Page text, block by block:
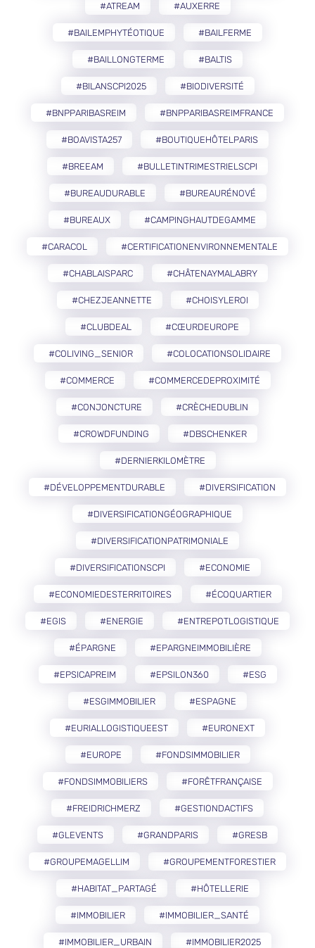
#ATREAM #AUXERRE
#BAILEMPHYTÉOTIQUE #BAILFERME
#BAILLONGTERME #BALTIS
#BILANSCPI2025 #BIODIVERSITÉ
#BNPPARIBASREIM #BNPPARIBASREIMFRANCE
#BOAVISTA257 #BOUTIQUEHÔTELPARIS
#BREEAM #BULLETINTRIMESTRIELSCPI
#BUREAUDURABLE #BUREAURÉNOVÉ
#BUREAUX #CAMPINGHAUTDEGAMME
#CARACOL #CERTIFICATIONENVIRONNEMENTALE
#CHABLAISPARC #CHÂTENAYMALABRY
#CHEZJEANNETTE #CHOISYLEROI
#CLUBDEAL #CŒURDEUROPE
#COLIVING_SENIOR #COLOCATIONSOLIDAIRE
#COMMERCE #COMMERCEDEPROXIMITÉ
#CONJONCTURE #CRÈCHEDUBLIN
#CROWDFUNDING #DBSCHENKER
#DERNIERKILOMÈTRE
#DÉVELOPPEMENTDURABLE #DIVERSIFICATION
#DIVERSIFICATIONGÉOGRAPHIQUE
#DIVERSIFICATIONPATRIMONIALE
#DIVERSIFICATIONSCPI #ECONOMIE
#ECONOMIEDESTERRITOIRES #ÉCOQUARTIER
#EGIS #ENERGIE #ENTREPOTLOGISTIQUE
#ÉPARGNE #EPARGNEIMMOBILIÈRE
#EPSICAPREIM #EPSILON360 #ESG
#ESGIMMOBILIER #ESPAGNE
#EURIALLOGISTIQUEEST #EURONEXT
#EUROPE #FONDSIMMOBILIER
#FONDSIMMOBILIERS #FORÊTFRANÇAISE
#FREIDRICHMERZ #GESTIONDACTIFS
#GLEVENTS #GRANDPARIS #GRESB
#GROUPEMAGELLIM #GROUPEMENTFORESTIER
#HABITAT_PARTAGÉ #HÔTELLERIE
#IMMOBILIER #IMMOBILIER_SANTÉ
#IMMOBILIER_URBAIN #IMMOBILIER2025